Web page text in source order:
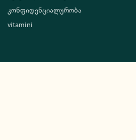
კონფიდენციალურობა
vitamini